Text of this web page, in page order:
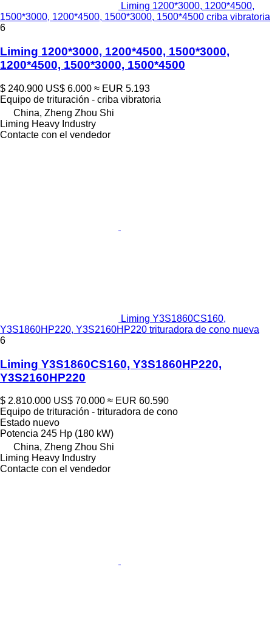
Liming 1200*3000, 1200*4500,
1500*3000, 1200*4500, 1500*3000, 1500*4500 criba vibratoria
6
Liming 1200*3000, 1200*4500, 1500*3000,
1200*4500, 1500*3000, 1500*4500
$ 240.900 US$ 6.000 ≈ EUR 5.193
Equipo de trituración - criba vibratoria
China, Zheng Zhou Shi
Liming Heavy Industry
Contacte con el vendedor
Liming Y3S1860CS160,
Y3S1860HP220, Y3S2160HP220 trituradora de cono nueva
6
Liming Y3S1860CS160, Y3S1860HP220,
Y3S2160HP220
$ 2.810.000 US$ 70.000 ≈ EUR 60.590
Equipo de trituración - trituradora de cono
Estado nuevo
Potencia 245 Hp (180 kW)
China, Zheng Zhou Shi
Liming Heavy Industry
Contacte con el vendedor